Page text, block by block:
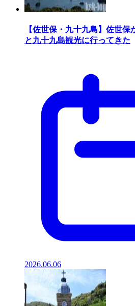
【佐世保・九十九島】佐世
と九十九島観光に行ってきた
2026.06.06